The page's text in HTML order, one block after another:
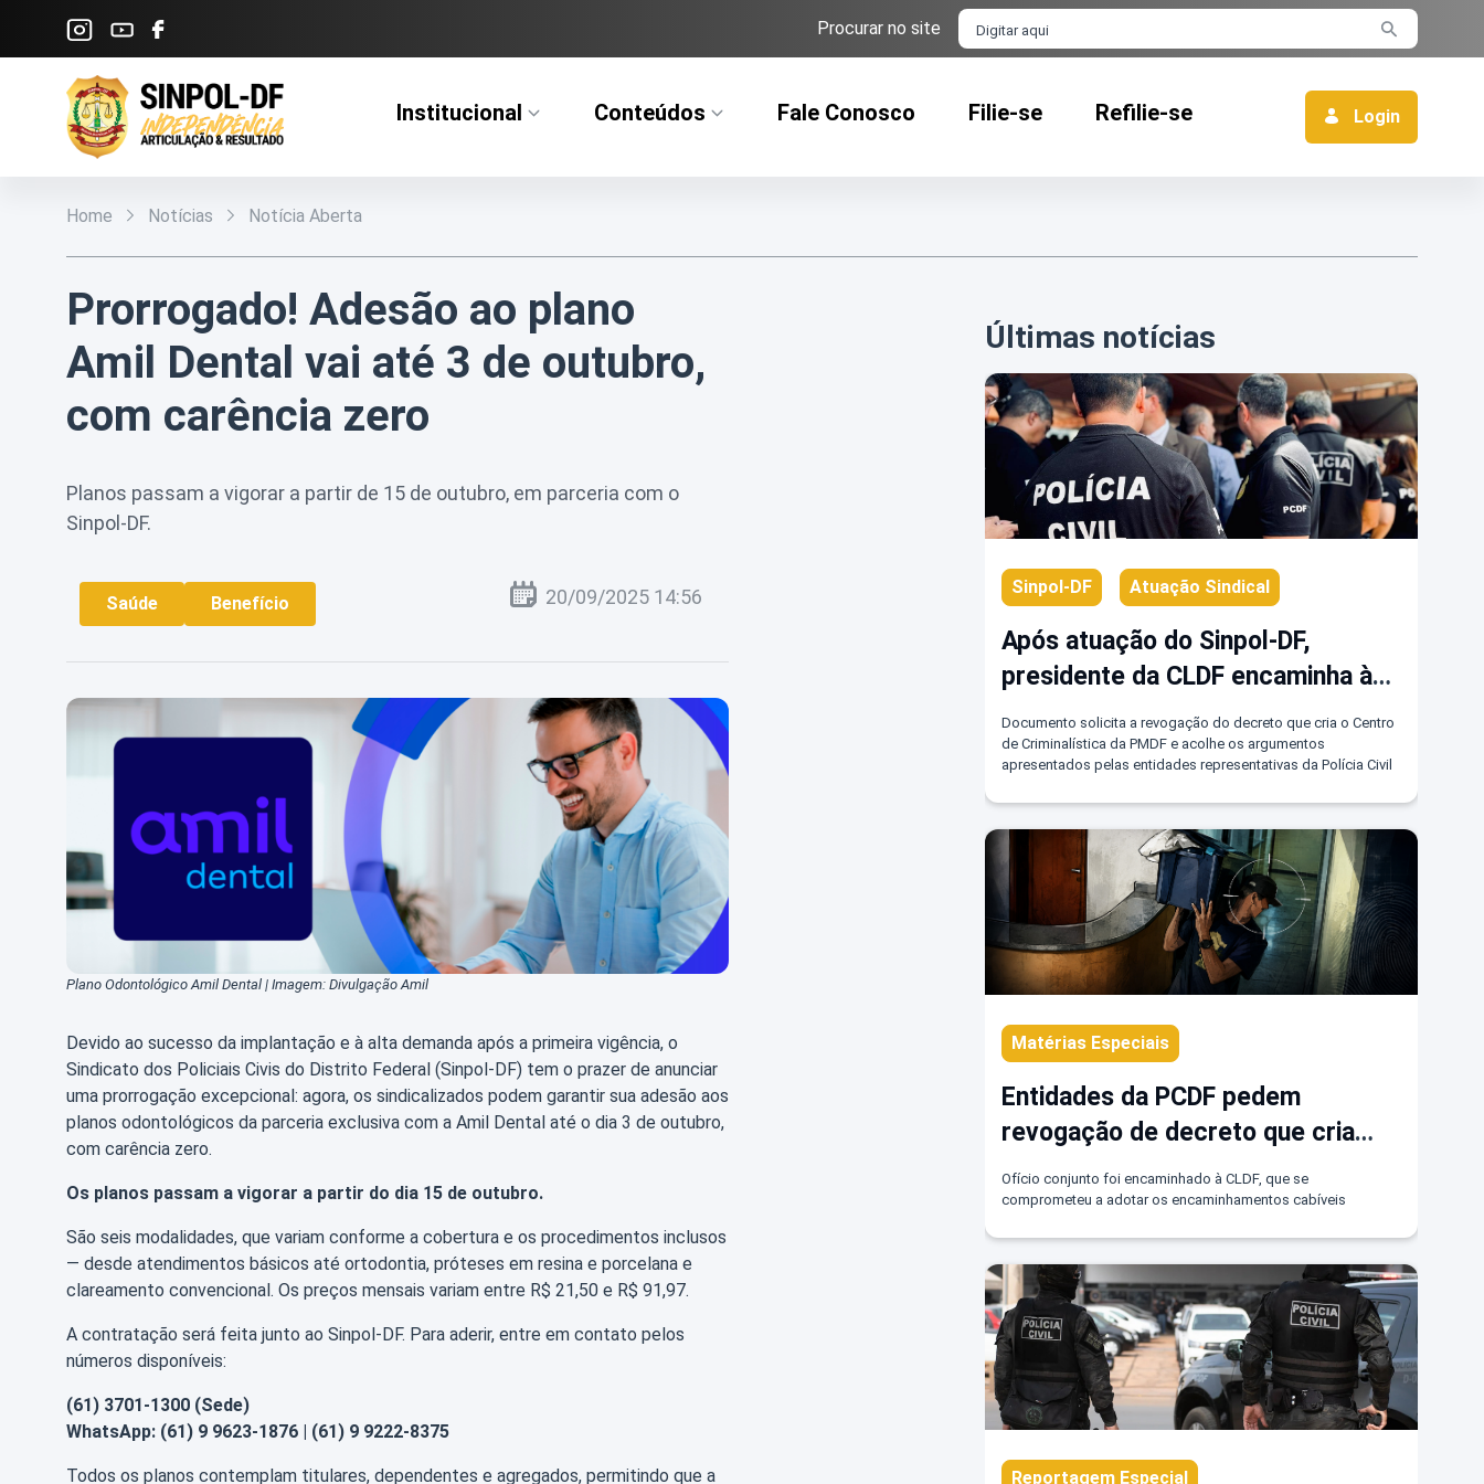
Pular para o Conteúdo principal Procurar no site Barra de busca
Institucional Conteúdos Fale Conosco Filie-se Refilie-se Login
Home Notícias Notícia Aberta
Prorrogado! Adesão ao plano
Amil Dental vai até 3 de outubro,
com carência zero
Planos passam a vigorar a partir de 15 de outubro, em parceria com o
Sinpol-DF.
Saúde Benefício 20/09/2025 14:56
Plano Odontológico Amil Dental | Imagem: Divulgação Amil
Devido ao sucesso da implantação e à alta demanda após a primeira vigência, o
Sindicato dos Policiais Civis do Distrito Federal (Sinpol-DF) tem o prazer de anunciar
uma prorrogação excepcional: agora, os sindicalizados podem garantir sua adesão aos
planos odontológicos da parceria exclusiva com a Amil Dental até o dia 3 de outubro,
com carência zero.
Os planos passam a vigorar a partir do dia 15 de outubro.
São seis modalidades, que variam conforme a cobertura e os procedimentos inclusos
— desde atendimentos básicos até ortodontia, próteses em resina e porcelana e
clareamento convencional. Os preços mensais variam entre R$ 21,50 e R$ 91,97.
A contratação será feita junto ao Sinpol-DF. Para aderir, entre em contato pelos
números disponíveis:
(61) 3701-1300 (Sede)
WhatsApp: (61) 9 9623-1876 | (61) 9 9222-8375
Todos os planos contemplam titulares, dependentes e agregados, permitindo que a
Últimas notícias
Sinpol-DF Atuação Sindical
Após atuação do Sinpol-DF,
presidente da CLDF encaminha à
governadora pedido de revogação
de decreto que invade atribuições
da PCDF
Documento solicita a revogação do decreto que cria o Centro
de Criminalística da PMDF e acolhe os argumentos
apresentados pelas entidades representativas da Polícia Civil
Matérias Especiais
Entidades da PCDF pedem
revogação de decreto que cria
Centro de Criminalística na PMDF
Ofício conjunto foi encaminhado à CLDF, que se
comprometeu a adotar os encaminhamentos cabíveis
Reportagem Especial